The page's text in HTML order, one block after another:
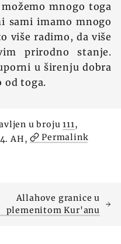
mnogo toga
sami imamo mnogo
više radimo, da više
prirodno stanje.
u širenju dobra
od toga.
u broju111,
AH,
Permalink
Allahove granice u
plemenitom Kur'anu